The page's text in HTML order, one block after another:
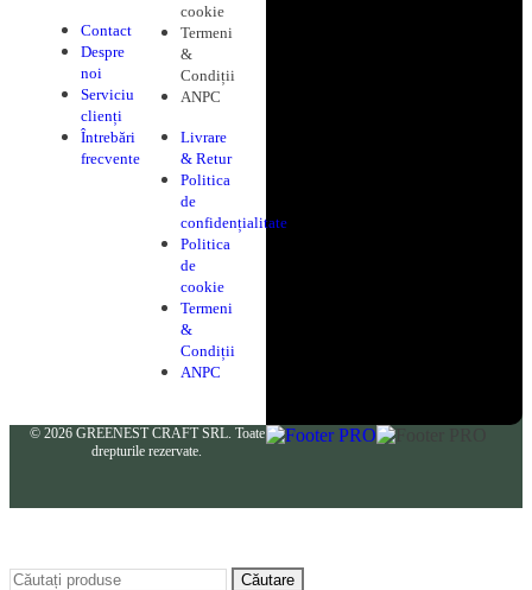
Contact
Despre
noi
Serviciu
clienți
Întrebări
frecvente
cookie
Termeni
&
Condiții
ANPC
Livrare
& Retur
Politica
de
confidențialitate
Politica
de
cookie
Termeni
&
Condiții
ANPC
© 2026 GREENEST CRAFT SRL. Toate
drepturile rezervate.
Căutare